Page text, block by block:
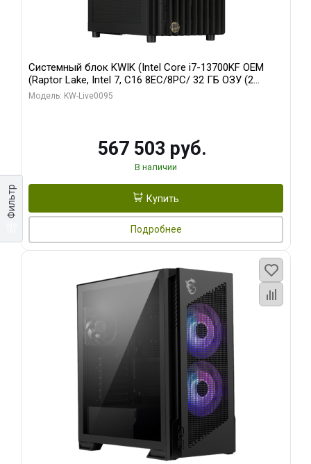
Фильтр
Системный блок KWIK (Intel Core i7-13700KF OEM
(Raptor Lake, Intel 7, C16 8EC/8PC/ 32 ГБ ОЗУ (2
модуля)/ Afox RTX4090 24GB GDDR6X 384-Bit 3xDP
Модель: KW-Live0095
567 503 руб.
В наличии
Купить
Подробнее